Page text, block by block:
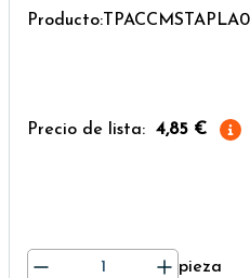
Precio de lista: 4,85 €
pieza